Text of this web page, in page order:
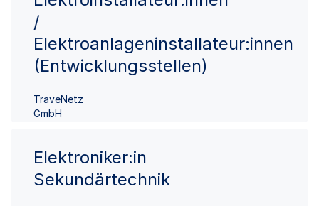
/
Elektroanlageninstallateur:innen
(Entwicklungsstellen)
TraveNetz
GmbH
Elektroniker:in
Sekundärtechnik